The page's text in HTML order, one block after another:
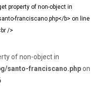
of non-object in
santo-franciscano.phpon